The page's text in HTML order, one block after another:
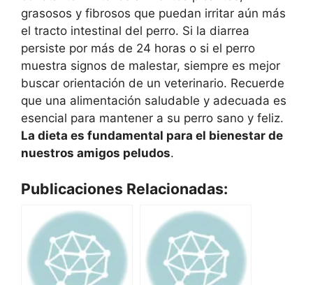
grasosos y fibrosos que puedan irritar aún más
el tracto intestinal del perro. Si la diarrea
persiste por más de 24 horas o si el perro
muestra signos de malestar, siempre es mejor
buscar orientación de un veterinario. Recuerde
que una alimentación saludable y adecuada es
esencial para mantener a su perro sano y feliz.
La dieta es fundamental para el bienestar de
nuestros amigos peludos.
Publicaciones Relacionadas: